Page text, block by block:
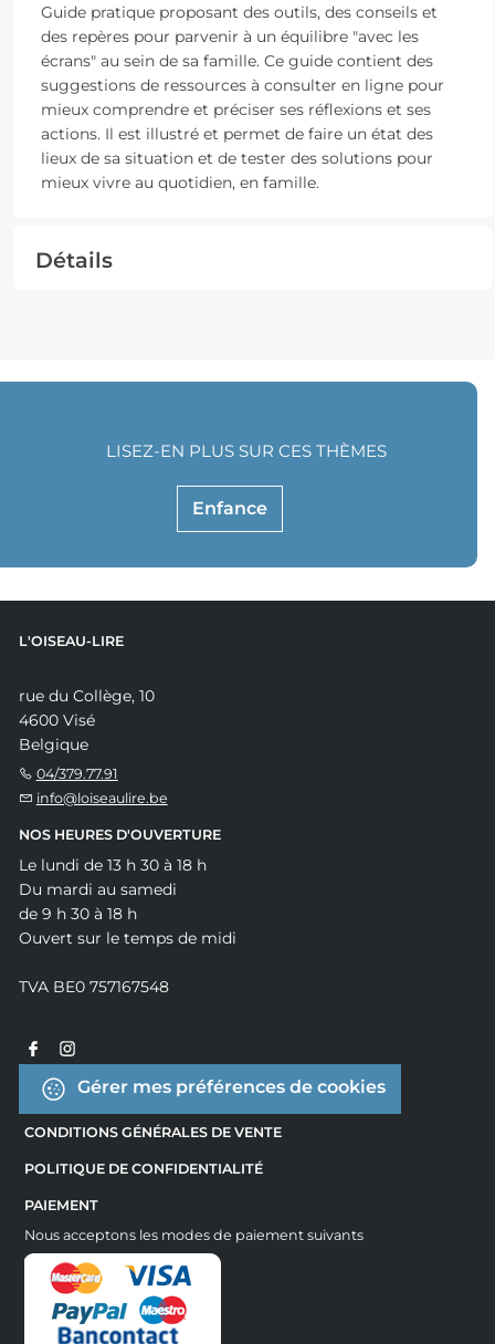
Guide pratique proposant des outils, des conseils et
des repères pour parvenir à un équilibre "avec les
écrans" au sein de sa famille. Ce guide contient des
suggestions de ressources à consulter en ligne pour
mieux comprendre et préciser ses réflexions et ses
actions. Il est illustré et permet de faire un état des
lieux de sa situation et de tester des solutions pour
mieux vivre au quotidien, en famille.
Détails
Enfance
LISEZ-EN PLUS SUR CES THÈMES
L'OISEAU-LIRE
rue du Collège, 10
4600 Visé
Belgique
04/379.77.91
info@loiseaulire.be
NOS HEURES D'OUVERTURE
Le lundi de 13 h 30 à 18 h
Du mardi au samedi
de 9 h 30 à 18 h
Ouvert sur le temps de midi
TVA BE0 757167548
Gérer mes préférences de cookies
CONDITIONS GÉNÉRALES DE VENTE
POLITIQUE DE CONFIDENTIALITÉ
PAIEMENT
Nous acceptons les modes de paiement suivants